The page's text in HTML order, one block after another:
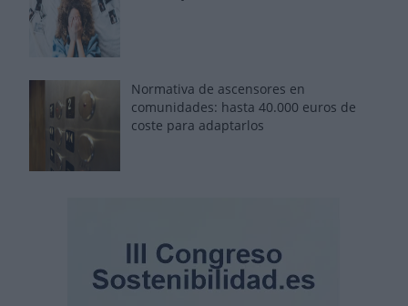
Normativa de ascensores en
comunidades: hasta 40.000 euros de
coste para adaptarlos